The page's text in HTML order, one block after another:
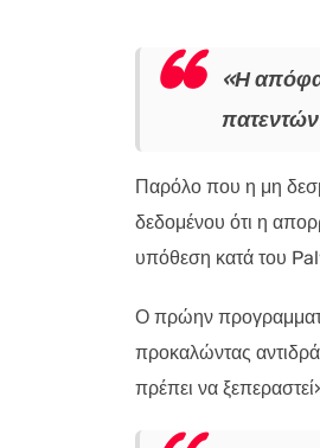
«Η
Παρόλο που η μη
δεδομένου ότι η
υπόθεση κατά του
Ο πρώην
προκαλώντας
πρέπει να